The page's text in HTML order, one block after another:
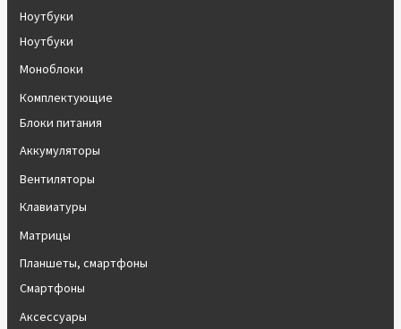
Ноутбуки
Ноутбуки
Моноблоки
Комплектующие
Блоки питания
Аккумуляторы
Вентиляторы
Клавиатуры
Матрицы
Планшеты, смартфоны
Смартфоны
Аксессуары